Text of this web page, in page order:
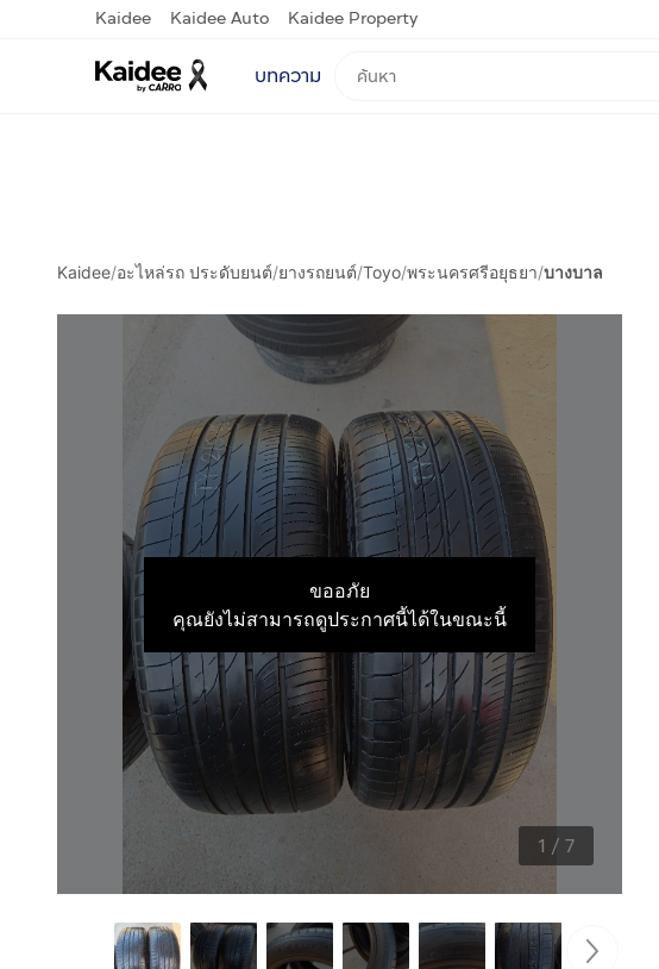
Kaidee Kaidee Auto Kaidee Property
บทความ
Kaidee/อะไหล่รถ ประดับยนต์/ยางรถยนต์/Toyo/พระนครศรีอยุธยา/บางบาล
ขออภัย
คุณยังไม่สามารถดูประกาศนี้ได้ในขณะนี้
1 / 7